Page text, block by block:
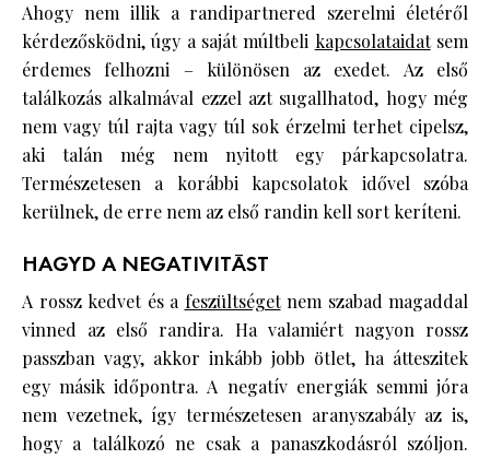
Ahogy nem illik a randipartnered szerelmi életéről
kérdezősködni, úgy a saját múltbeli kapcsolataidatsem
érdemes felhozni – különösen az exedet. Az első
találkozás alkalmával ezzel azt sugallhatod, hogy még
nem vagy túl rajta vagy túl sok érzelmi terhet cipelsz,
aki talán még nem nyitott egy párkapcsolatra.
Természetesen a korábbi kapcsolatok idővel szóba
kerülnek, de erre nem az első randin kell sort keríteni.
HAGYD A NEGATIVITÁST
A rossz kedvet és a feszültségetnem szabad magaddal
vinned az első randira. Ha valamiért nagyon rossz
passzban vagy, akkor inkább jobb ötlet, ha átteszitek
egy másik időpontra. A negatív energiák semmi jóra
nem vezetnek, így természetesen aranyszabály az is,
hogy a találkozó ne csak a panaszkodásról szóljon.